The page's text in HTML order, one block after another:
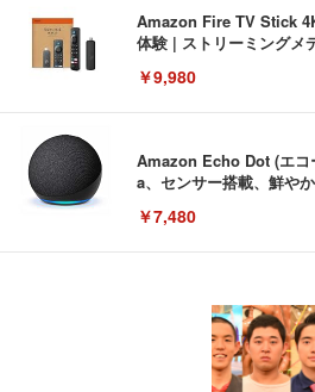
Amazon Fire TV Stick
体験 | ストリーミングメ
￥9,980
Amazon Echo Dot (エコ
a、センサー搭載、鮮や
￥7,480
[EdoErgo] オフィスチェ
い 跳ね上げ式アームレ
キング pc 事務椅子 360
ン樹脂ベース 通気性メ
EIZO ビジネス向けプレ
EV3240X-WT | 31.5型
Amazonベーシック ペ
回使い捨て 無香料 ホワイ